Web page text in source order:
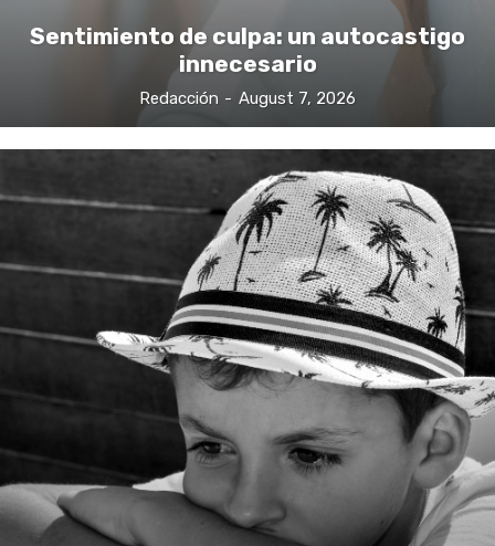
Sentimiento de culpa: un autocastigo
innecesario
Redacción - August 7, 2026